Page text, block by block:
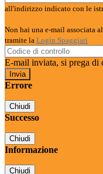
all'indirizzo indicato con le
Non hai una e-mail associata
tramite la Login Spaggiari
E-mail inviata, si prega di
Errore
Chiudi
Successo
Chiudi
Informazione
Chiudi